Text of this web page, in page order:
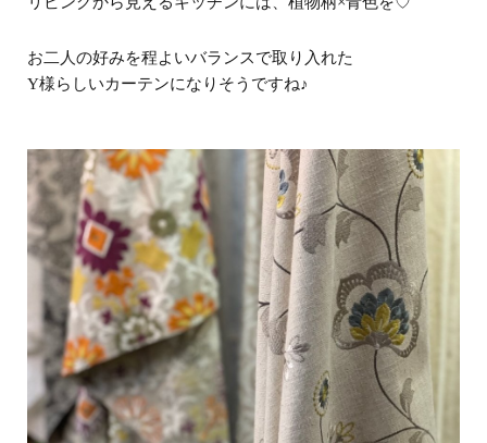
お二人の好みを程よいバランスで取り入れた
Y様らしいカーテンになりそうですね♪